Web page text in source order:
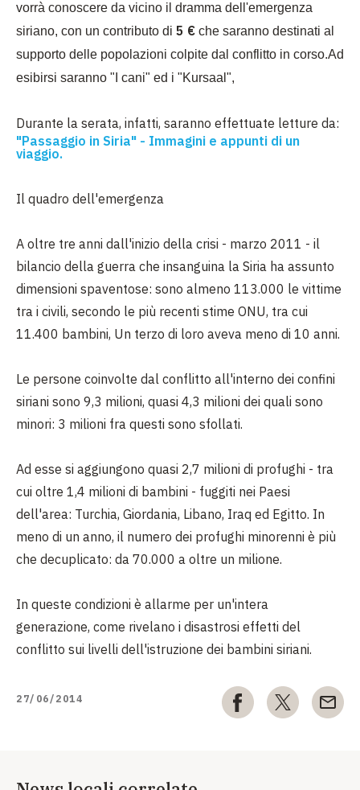
vorrà conoscere da vicino il dramma dell'emergenza
siriano, con un contributo di 5 € che saranno destinati al
supporto delle popolazioni colpite dal conflitto in corso.Ad
esibirsi saranno "I cani" ed i "Kursaal",
Durante la serata, infatti, saranno effettuate letture da:
"Passaggio in Siria" - Immagini e appunti di un
viaggio.
Il quadro dell'emergenza
A oltre tre anni dall'inizio della crisi - marzo 2011 - il
bilancio della guerra che insanguina la Siria ha assunto
dimensioni spaventose: sono almeno 113.000 le vittime
tra i civili, secondo le più recenti stime ONU, tra cui
11.400 bambini, Un terzo di loro aveva meno di 10 anni.
Le persone coinvolte dal conflitto all'interno dei confini
siriani sono 9,3 milioni, quasi 4,3 milioni dei quali sono
minori: 3 milioni fra questi sono sfollati.
Ad esse si aggiungono quasi 2,7 milioni di profughi - tra
cui oltre 1,4 milioni di bambini - fuggiti nei Paesi
dell'area: Turchia, Giordania, Libano, Iraq ed Egitto. In
meno di un anno, il numero dei profughi minorenni è più
che decuplicato: da 70.000 a oltre un milione.
In queste condizioni è allarme per un'intera
generazione, come rivelano i disastrosi effetti del
conflitto sui livelli dell'istruzione dei bambini siriani.
27/06/2014